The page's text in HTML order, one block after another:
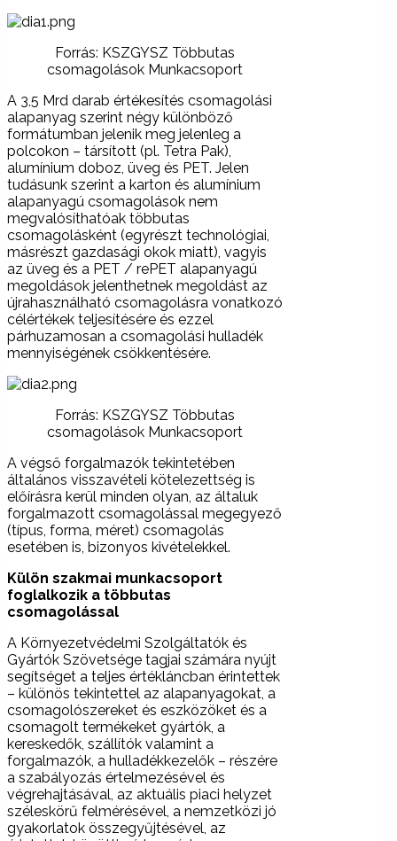
Forrás: KSZGYSZ Többutas
csomagolások Munkacsoport
A 3,5 Mrd darab értékesítés csomagolási
alapanyag szerint négy különböző
formátumban jelenik meg jelenleg a
polcokon – társított (pl. Tetra Pak),
alumínium doboz, üveg és PET. Jelen
tudásunk szerint a karton és alumínium
alapanyagú csomagolások nem
megvalósíthatóak többutas
csomagolásként (egyrészt technológiai,
másrészt gazdasági okok miatt), vagyis
az üveg és a PET / rePET alapanyagú
megoldások jelenthetnek megoldást az
újrahasználható csomagolásra vonatkozó
célértékek teljesítésére és ezzel
párhuzamosan a csomagolási hulladék
mennyiségének csökkentésére.
Forrás: KSZGYSZ Többutas
csomagolások Munkacsoport
A végső forgalmazók tekintetében
általános visszavételi kötelezettség is
előírásra kerül minden olyan, az általuk
forgalmazott csomagolással megegyező
(típus, forma, méret) csomagolás
esetében is, bizonyos kivételekkel.
Külön szakmai munkacsoport
foglalkozik a többutas
csomagolással
A Környezetvédelmi Szolgáltatók és
Gyártók Szövetsége tagjai számára nyújt
segítséget a teljes értékláncban érintettek
– különös tekintettel az alapanyagokat, a
csomagolószereket és eszközöket és a
csomagolt termékeket gyártók, a
kereskedők, szállítók valamint a
forgalmazók, a hulladékkezelők – részére
a szabályozás értelmezésével és
végrehajtásával, az aktuális piaci helyzet
széleskörű felmérésével, a nemzetközi jó
gyakorlatok összegyűjtésével, az